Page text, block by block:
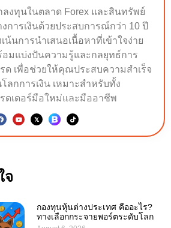
ลงทุนในตลาด Forex และสินทรัพย์
การเงินด้วยประสบการณ์กว่า 10 ปี
เน้นการนำเสนอเนื้อหาที่เข้าใจง่าย
อมแบ่งปันความรู้และกลยุทธ์การ
รด เพื่อช่วยให้คุณประสบความสำเร็จ
ลกการเงิน เหมาะสำหรับทั้ง
รดเดอร์มือใหม่และมืออาชีพ
จ
กองทุนหุ้นต่างประเทศ คืออะไร?
ทางเลือกกระจายพอร์ตระดับโลก